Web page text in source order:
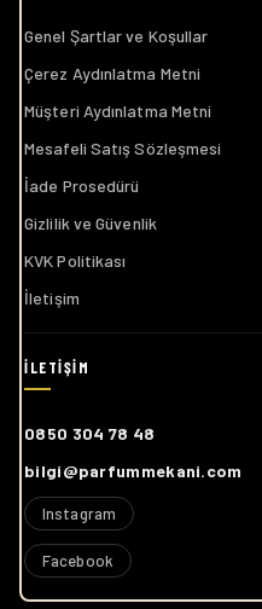
Genel Şartlar ve Koşullar
Çerez Aydınlatma Metni
Müşteri Aydınlatma Metni
Mesafeli Satış Sözleşmesi
İade Prosedürü
Gizlilik ve Güvenlik
KVK Politikası
İletişim
0850 304 78 48
bilgi@parfummekani.com
Instagram
Facebook